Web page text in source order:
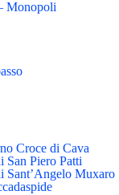
Monopoli
Croce di Cava
San Piero Patti
Sant’Angelo Muxaro